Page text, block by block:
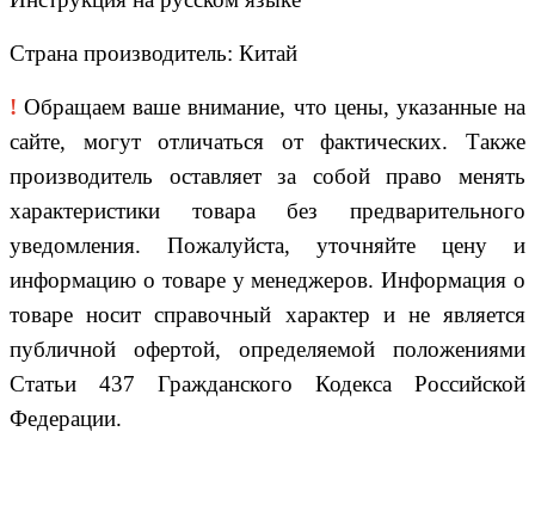
Страна производитель: Китай
! Обращаем ваше внимание, что цены, указанные на
сайте, могут отличаться от фактических. Также
производитель оставляет за собой право менять
характеристики товара без предварительного
уведомления. Пожалуйста, уточняйте цену и
информацию о товаре у менеджеров. Информация о
товаре носит справочный характер и не является
публичной офертой, определяемой положениями
Статьи 437 Гражданского Кодекса Российской
Федерации.